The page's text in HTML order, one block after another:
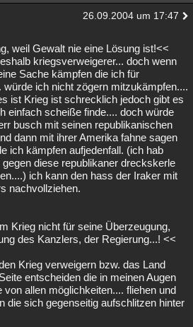
26.09.2004 um 17:47
weil Gewalt nie eine Lösung ist!<<
kriegsverweigerer... doch wenn
Sache kämpfen die ich für
ich nicht zögern mitzukämpfen....
ist Krieg ist schrecklich jedoch gibt es
einfach scheiße finde.... doch würde
busch mit seinen republikanischen
dann mit ihrer Amerika fahne sagen
ich kämpfen aufjedenfall. (ich hab
diese republikaner dreckskerle
ich kann den hass der Iraker mit
nachvollziehen.
Krieg nicht für seine Überzeugung,
des Kanzlers, der Regierung...! <<
Krieg verweigern bzw. das Land
entscheiden die in meinen Augen
allen möglichkeiten.... fliehen und
die sich gegenseitig aufschlitzen hinter